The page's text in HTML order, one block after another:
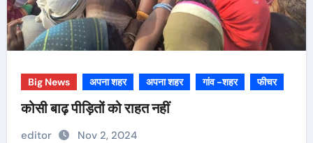
Big News अपना शहर अपना शहर गांव -शहर फीचर
कोसी बाढ़ पीड़ितों को राहत नहीं
editor Nov 2, 2024